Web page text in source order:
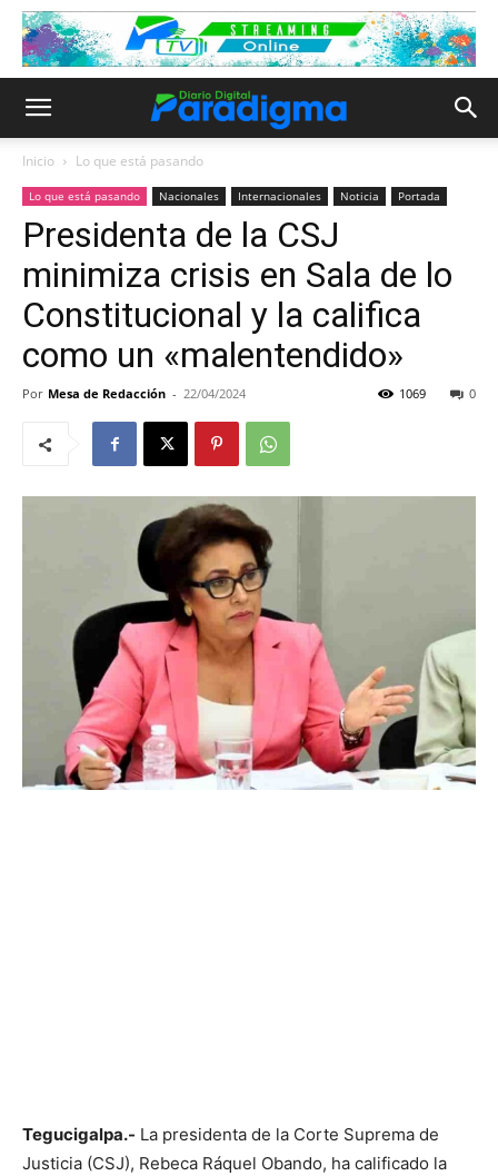
Inicio Lo que está pasando
Lo que está pasando Nacionales Internacionales Noticia Portada
Presidenta de la CSJ
minimiza crisis en Sala de lo
Constitucional y la califica
como un «malentendido»
Por Mesa de Redacción - 22/04/2024 0
1069
Tegucigalpa.- La presidenta de la Corte Suprema de
Justicia (CSJ), Rebeca Ráquel Obando, ha calificado la